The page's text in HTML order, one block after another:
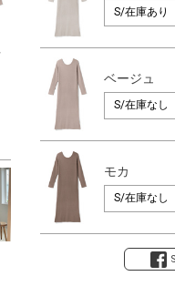
ベージュ
モカ